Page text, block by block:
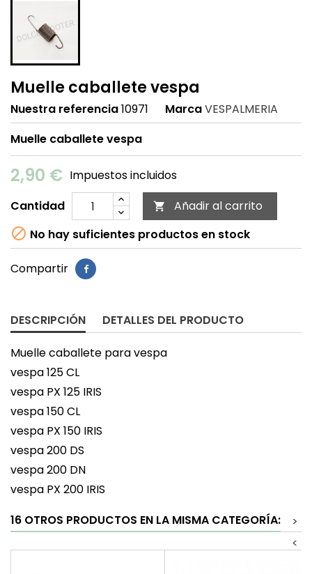
Muelle caballete vespa
Nuestra referencia10971 MarcaVESPALMERIA
Muelle caballete vespa
2,90 € Impuestos incluidos
Cantidad
 Añadir al carrito
 No hay suficientes productos en stock
Compartir
DESCRIPCIÓN DETALLES DEL PRODUCTO
Muelle caballete para vespa
vespa 125 CL
vespa PX 125 IRIS
vespa 150 CL
vespa PX 150 IRIS
vespa 200 DS
vespa 200 DN
vespa PX 200 IRIS
16 OTROS PRODUCTOS EN LA MISMA CATEGORÍA:
>
<